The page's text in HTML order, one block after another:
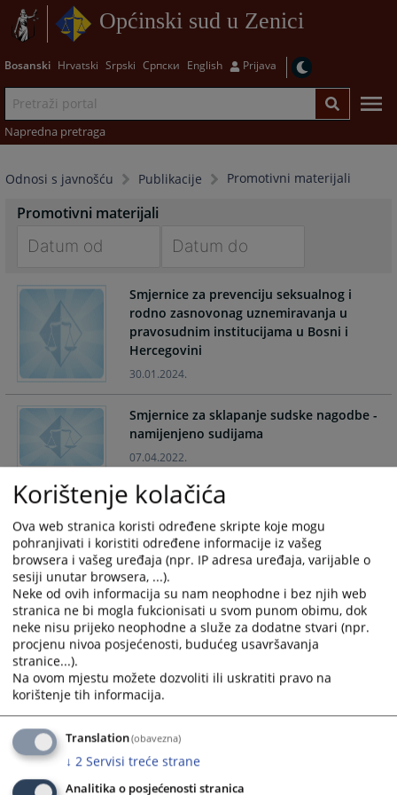
Općinski sud u Zenici
Bosanski Hrvatski Srpski Српски English Prijava
Napredna pretraga
Odnosi s javnošću Publikacije Promotivni materijali
Promotivni materijali
forward
interact
with
the
calendar
and
select
date.
Press
the
question
mark
key
to
get
the
keyboard
shortcuts
for
changing
dates.
forward
to
interact
with
the
calendar
and
select
a
date.
Press
the
question
mark
key
to
get
the
keyboard
for
changing
Smjernice za prevenciju seksualnog i
rodno zasnovonag uznemiravanja u
pravosudnim institucijama u Bosni i
Hercegovini
30.01.2024.
Smjernice za sklapanje sudske nagodbe -
namijenjeno sudijama
07.04.2022.
KOMPILACIJA MATERIJALA
Reorganizacija poslovnih procesa u
sudovima
04.04.2022.
Smjernice za sklapanje sudske nagodbe -
Namijenjeno strankama u sudskim
postupcima
Priručnik za korištenje mobilne aplikacije
15.02.2022.
Korištenje kolačića
Ova web stranica koristi određene skripte koje mogu
pohranjivati i koristiti određene informacije iz vašeg
browsera i vašeg uređaja (npr. IP adresa uređaja, varijable o
sesiji unutar browsera, ...).
Neke od ovih informacija su nam neophodne i bez njih web
stranica ne bi mogla fukcionisati u svom punom obimu, dok
neke nisu prijeko neophodne a služe za dodatne stvari (npr.
procjenu nivoa posjećenosti, budućeg usavršavanja
stranice...).
Na ovom mjestu možete dozvoliti ili uskratiti pravo na
korištenje tih informacija.
Translation(obavezna)
↓ 2 Servisi treće strane
Analitika o posjećenosti stranica